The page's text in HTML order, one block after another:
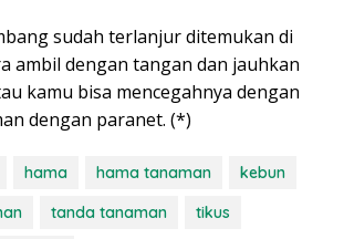
sudah terlanjur ditemukan di
ambil dengan tangan dan jauhkan
kamu bisa mencegahnya dengan
dengan paranet. (*)
hama hama tanaman
kebun
tanda tanaman
tikus